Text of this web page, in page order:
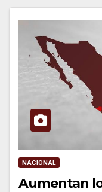
NACIONAL
Aumentan